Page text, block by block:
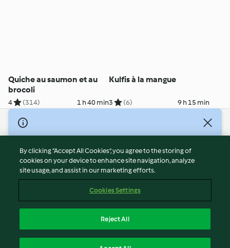
Quiche au saumon et au
brocoli
4 (314) 1 h 40 min
Kulfis à la mangue
3 (6) 9 h 15 min
© Copyright 2026
Terms of Service
Privacy Policy
Disclaimer
Cookies
Withdraw Contract
By clicking “Accept All Cookies”, you agree to the storing of
cookies on your device to enhance site navigation, analyze
site usage, and assist in our marketing efforts.
Cookies Settings
Reject All